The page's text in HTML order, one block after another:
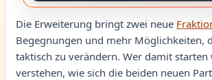
Die Erweiterung bringt zwei neue
Begegnungen und mehr Möglichkeiten,
taktisch zu verändern. Wer damit
verstehen, wie sich die beiden neuen